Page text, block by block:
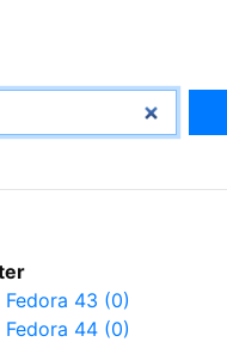
Fedora 43 (0)
Fedora 44 (0)